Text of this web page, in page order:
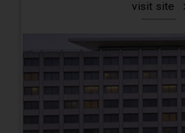
visit site